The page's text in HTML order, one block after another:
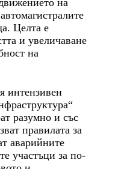
на
Целта е
и увеличаване
на
интензивен
разумно и със
правилата за
аварийните
участъци за по-